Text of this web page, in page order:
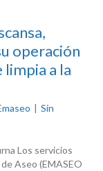
operación
a la
| Sin
Los servicios
Aseo (EMASEO